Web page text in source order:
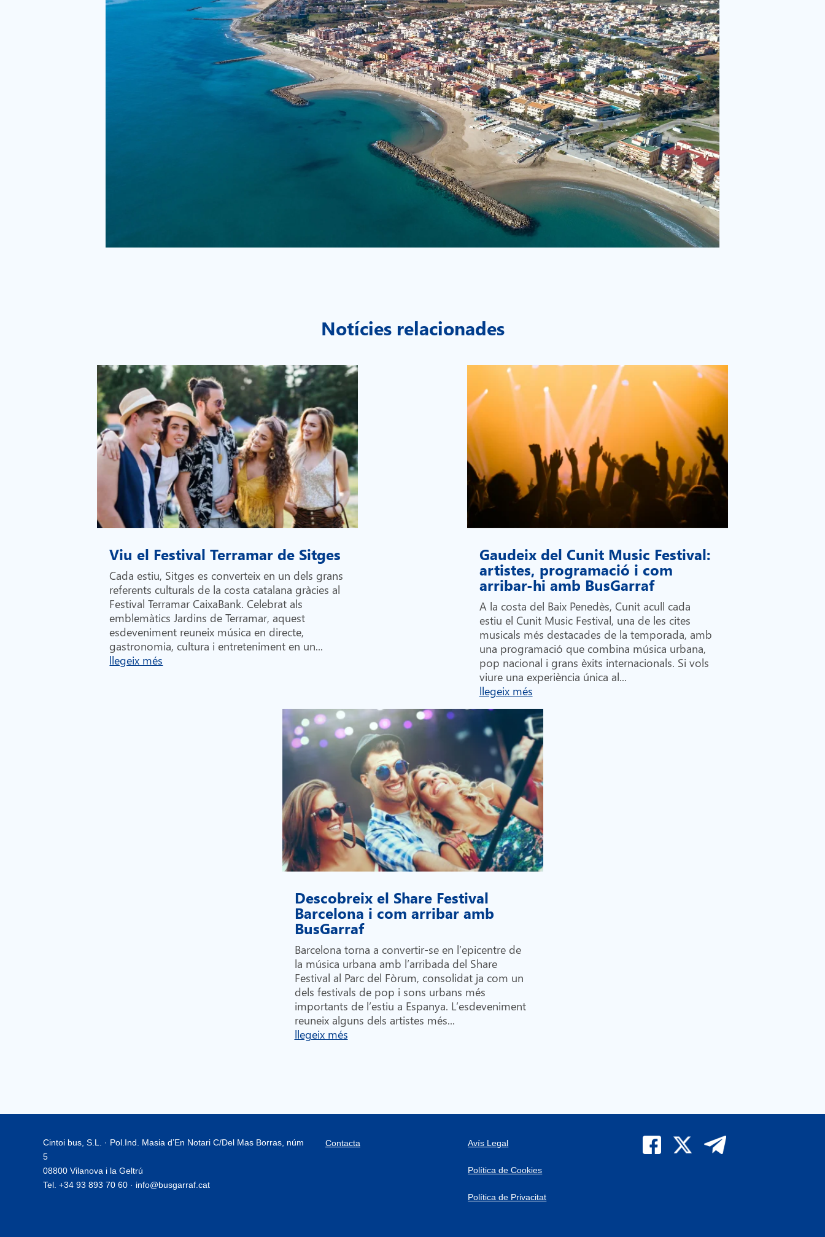
Notícies relacionades
Viu el Festival Terramar de Sitges
Cada estiu, Sitges es converteix en un dels grans
referents culturals de la costa catalana gràcies al
Festival Terramar CaixaBank. Celebrat als
emblemàtics Jardins de Terramar, aquest
esdeveniment reuneix música en directe,
gastronomia, cultura i entreteniment en un...
llegeix més
Gaudeix del Cunit Music Festival:
artistes, programació i com
arribar-hi amb BusGarraf
A la costa del Baix Penedès, Cunit acull cada
estiu el Cunit Music Festival, una de les cites
musicals més destacades de la temporada, amb
una programació que combina música urbana,
pop nacional i grans èxits internacionals. Si vols
viure una experiència única al...
llegeix més
Descobreix el Share Festival
Barcelona i com arribar amb
BusGarraf
Barcelona torna a convertir-se en l’epicentre de
la música urbana amb l’arribada del Share
Festival al Parc del Fòrum, consolidat ja com un
dels festivals de pop i sons urbans més
importants de l’estiu a Espanya. L’esdeveniment
reuneix alguns dels artistes més...
llegeix més
Cintoi bus, S.L. · Pol.Ind. Masia d’En Notari C/Del Mas Borras, núm
5
08800 Vilanova i la Geltrú
Tel. +34 93 893 70 60 · info@busgarraf.cat
Contacta Avís Legal
Política de Cookies
Política de Privacitat